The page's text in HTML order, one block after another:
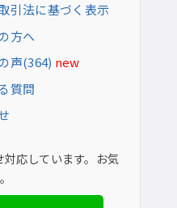
引法に基づく表示
方へ
声(364) new
質問
応しています。お気